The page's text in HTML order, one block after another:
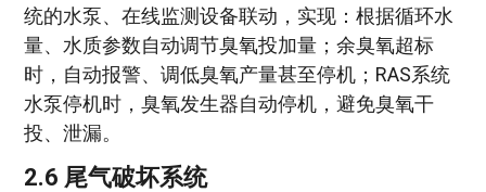
统的水泵、在线监测设备联动，实现：根据循环水
量、水质参数自动调节臭氧投加量；余臭氧超标
时，自动报警、调低臭氧产量甚至停机；RAS系统
水泵停机时，臭氧发生器自动停机，避免臭氧干
投、泄漏。
2.6 尾气破坏系统